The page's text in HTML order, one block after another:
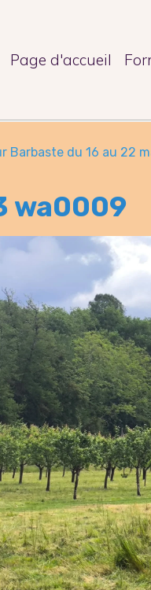
Page d'accueil
Barbaste du 16 au 22
wa0009